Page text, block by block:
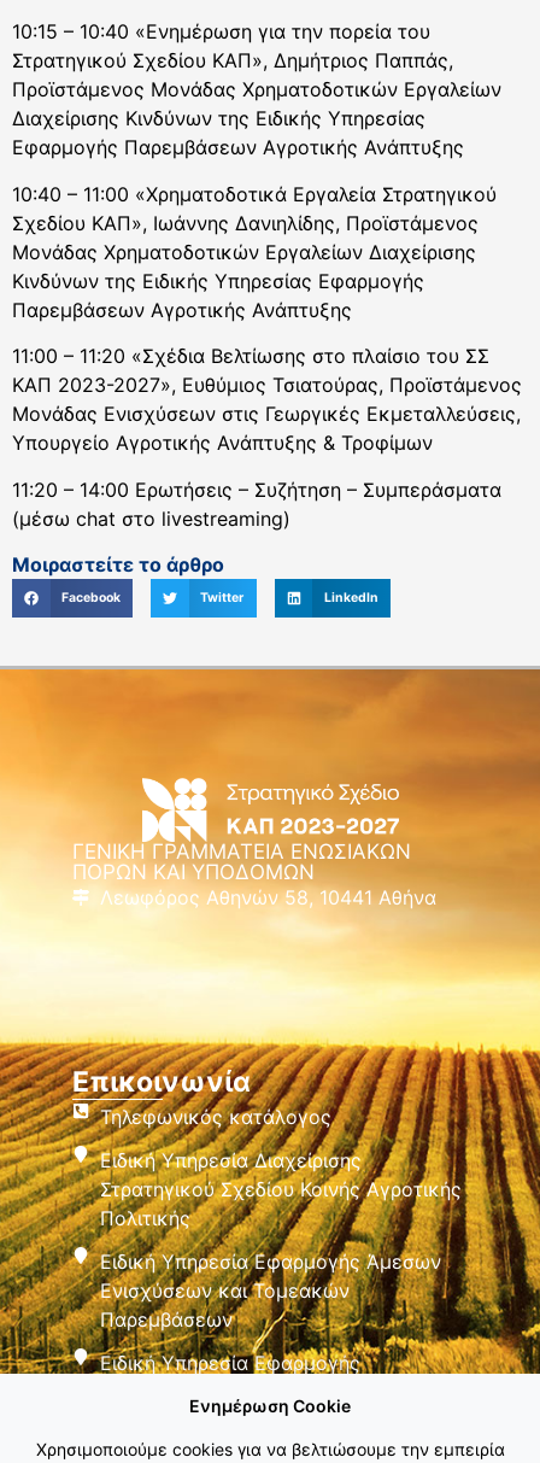
10:15 – 10:40 «Ενημέρωση για την πορεία του
Στρατηγικού Σχεδίου ΚΑΠ», Δημήτριος Παππάς,
Προϊστάμενος Μονάδας Χρηματοδοτικών Εργαλείων
Διαχείρισης Κινδύνων της Ειδικής Υπηρεσίας
Εφαρμογής Παρεμβάσεων Αγροτικής Ανάπτυξης
10:40 – 11:00 «Χρηματοδοτικά Εργαλεία Στρατηγικού
Σχεδίου ΚΑΠ», Ιωάννης Δανιηλίδης, Προϊστάμενος
Μονάδας Χρηματοδοτικών Εργαλείων Διαχείρισης
Κινδύνων της Ειδικής Υπηρεσίας Εφαρμογής
Παρεμβάσεων Αγροτικής Ανάπτυξης
11:00 – 11:20 «Σχέδια Βελτίωσης στο πλαίσιο του ΣΣ
ΚΑΠ 2023-2027», Ευθύμιος Τσιατούρας, Προϊστάμενος
Μονάδας Ενισχύσεων στις Γεωργικές Εκμεταλλεύσεις,
Υπουργείο Αγροτικής Ανάπτυξης & Τροφίμων
11:20 – 14:00 Ερωτήσεις – Συζήτηση – Συμπεράσματα
(μέσω chat στο livestreaming)
Μοιραστείτε το άρθρο
Facebook Twitter LinkedIn
ΓΕΝΙΚΗ ΓΡΑΜΜΑΤΕΙΑ ΕΝΩΣΙΑΚΩΝ
ΠΟΡΩΝ ΚΑΙ ΥΠΟΔΟΜΩΝ
Λεωφόρος Αθηνών 58, 10441 Αθήνα
Επικοινωνία
Τηλεφωνικός κατάλογος
Ειδική Υπηρεσία Διαχείρισης
Στρατηγικού Σχεδίου Κοινής Αγροτικής
Πολιτικής
Ειδική Υπηρεσία Εφαρμογής Άμεσων
Ενισχύσεων και Τομεακών
Παρεμβάσεων
Ειδική Υπηρεσία Εφαρμογής
Ενημέρωση Cookie
Χρησιμοποιούμε cookies για να βελτιώσουμε την εμπειρία